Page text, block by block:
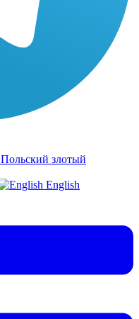
Польский злотый
English